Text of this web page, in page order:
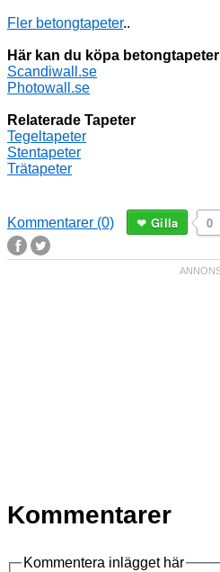
Fler betongtapeter..
Här kan du köpa betongtapeter
Scandiwall.se
Photowall.se
Relaterade Tapeter
Tegeltapeter
Stentapeter
Trätapeter
Kommentarer (0) 0
Gilla
Kommentarer
Kommentera inlägget här